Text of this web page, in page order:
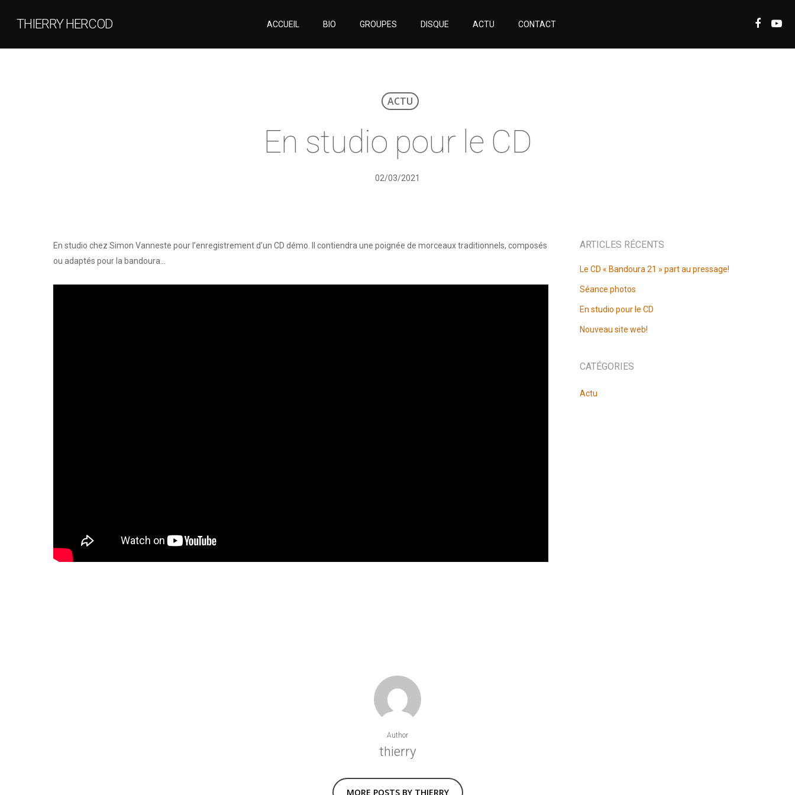
THIERRY HERCOD ACCUEIL BIO GROUPES DISQUE ACTU CONTACT
ACTU
En studio pour le CD
02/03/2021
En studio chez Simon Vanneste pour l’enregistrement d’un CD démo. Il contiendra une poignée de morceaux traditionnels, composés
ou adaptés pour la bandoura…
ARTICLES RÉCENTS
Le CD « Bandoura 21 » part au pressage!
Séance photos
En studio pour le CD
Nouveau site web!
CATÉGORIES
Actu
Author
thierry
MORE POSTS BY THIERRY